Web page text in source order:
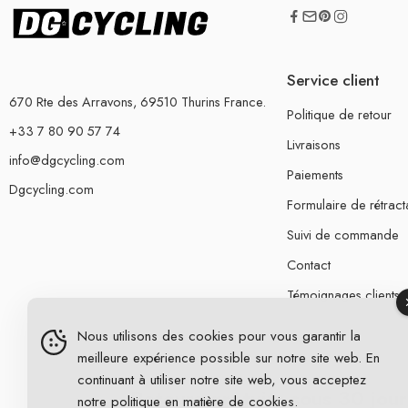
670 Rte des Arravons, 69510 Thurins France.
+33 7 80 90 57 74
info@dgcycling.com
Dgcycling.com
Service client
Politique de retour
Livraisons
Paiements
Formulaire de
Suivi de commande
Contact
Témoignages clients
Retours gratuits sous 30
Nous utilisons des cookies pour vous garantir la
meilleure expérience possible sur notre site web. En
continuant à utiliser notre site web, vous acceptez
notre politique en matière de cookies.